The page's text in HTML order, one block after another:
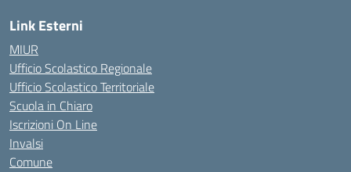
Link Esterni
MIUR
Ufficio Scolastico Regionale
Ufficio Scolastico Territoriale
Scuola in Chiaro
Iscrizioni On Line
Invalsi
Comune